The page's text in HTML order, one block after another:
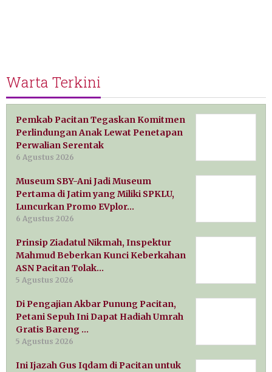
Warta Terkini
Pemkab Pacitan Tegaskan Komitmen
Perlindungan Anak Lewat Penetapan
Perwalian Serentak
6 Agustus 2026
Museum SBY-Ani Jadi Museum
Pertama di Jatim yang Miliki SPKLU,
Luncurkan Promo EVplor…
6 Agustus 2026
Prinsip Ziadatul Nikmah, Inspektur
Mahmud Beberkan Kunci Keberkahan
ASN Pacitan Tolak…
5 Agustus 2026
Di Pengajian Akbar Punung Pacitan,
Petani Sepuh Ini Dapat Hadiah Umrah
Gratis Bareng …
5 Agustus 2026
Ini Ijazah Gus Iqdam di Pacitan untuk